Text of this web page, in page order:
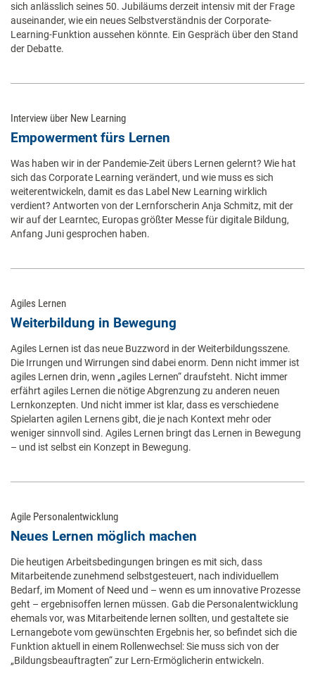
sich anlässlich seines 50. Jubiläums derzeit intensiv mit der Frage
auseinander, wie ein neues Selbstverständnis der Corporate-
Learning-Funktion aussehen könnte. Ein Gespräch über den Stand
der Debatte.
Interview über New Learning
Empowerment fürs Lernen
Was haben wir in der Pandemie-Zeit übers Lernen gelernt? Wie hat
sich das Corporate Learning verändert, und wie muss es sich
weiterentwickeln, damit es das Label New Learning wirklich
verdient? Antworten von der Lernforscherin Anja Schmitz, mit der
wir auf der Learntec, Europas größter Messe für digitale Bildung,
Anfang Juni gesprochen haben.
Agiles Lernen
Weiterbildung in Bewegung
Agiles Lernen ist das neue Buzzword in der Weiterbildungsszene.
Die Irrungen und Wirrungen sind dabei enorm. Denn nicht immer ist
agiles Lernen drin, wenn „agiles Lernen“ draufsteht. Nicht immer
erfährt agiles Lernen die nötige Abgrenzung zu anderen neuen
Lernkonzepten. Und nicht immer ist klar, dass es verschiedene
Spielarten agilen Lernens gibt, die je nach Kontext mehr oder
weniger sinnvoll sind. Agiles Lernen bringt das Lernen in Bewegung
– und ist selbst ein Konzept in Bewegung.
Agile Personalentwicklung
Neues Lernen möglich machen
Die heutigen Arbeitsbedingungen bringen es mit sich, dass
Mitarbeitende zunehmend selbstgesteuert, nach individuellem
Bedarf, im Moment of Need und – wenn es um innovative Prozesse
geht – ergebnisoffen lernen müssen. Gab die Personalentwicklung
ehemals vor, was Mitarbeitende lernen sollten, und gestaltete sie
Lernangebote vom gewünschten Ergebnis her, so befindet sich die
Funktion aktuell in einem Rollenwechsel: Sie muss sich von der
„Bildungsbeauftragten“ zur Lern-Ermöglicherin entwickeln.